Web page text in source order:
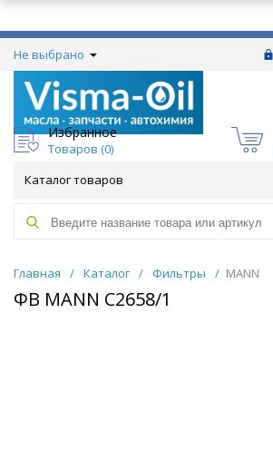
Не выбрано
Избранное
Товаров (0)
Каталог товаров
Главная / Каталог / Фильтры / MANN
ФВ MANN C2658/1